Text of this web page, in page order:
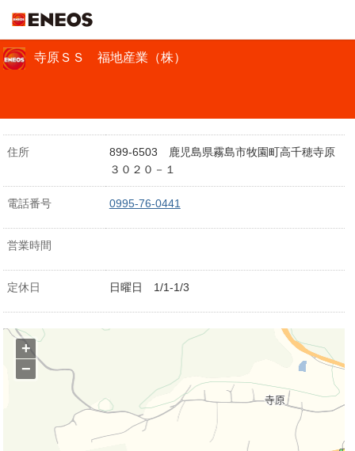
寺原ＳＳ 福地産業（株）
住所
899-6503 鹿児島県霧島市牧園町高千穂寺原
３０２０－１
電話番号 0995-76-0441
営業時間
定休日 日曜日 1/1-1/3
+
−